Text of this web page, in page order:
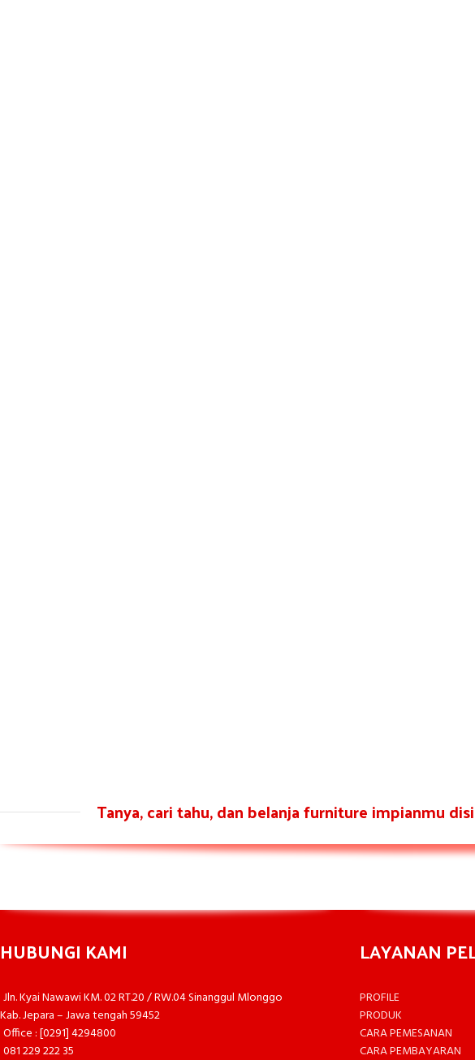
Tanya, cari tahu, dan belanja furniture impianmu
HUBUNGI KAMI
Jln. Kyai Nawawi KM. 02 RT.20 / RW.04 Sinanggul Mlonggo
Kab. Jepara – Jawa tengah 59452
Office : [0291] 4294800
081 229 222 35
LAYANAN
PROFILE
PRODUK
CARA PEMESANAN
CARA PEMBAYARAN